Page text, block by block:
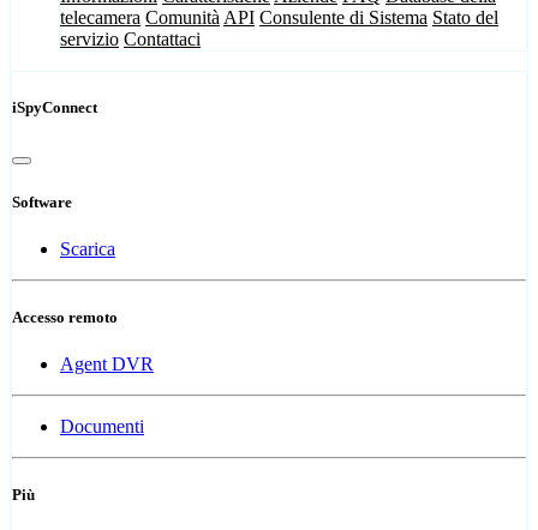
telecamera Comunità API Consulente di Sistema Stato del
servizio Contattaci
iSpyConnect
Software
Scarica
Accesso remoto
Agent DVR
Documenti
Più